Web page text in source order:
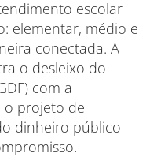
escolar
elementar, médio e
conectada. A
o desleixo do
com a
o projeto de
dinheiro público